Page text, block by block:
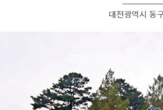
대전광역시 동